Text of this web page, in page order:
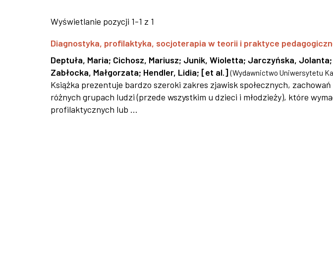
Wyświetlanie pozycji 1-1 z 1
Diagnostyka, profilaktyka, socjoterapia w teorii i praktyce
Deptuła, Maria; Cichosz, Mariusz; Junik, Wioletta; Jarczyńska, Jolanta;
Zabłocka, Małgorzata; Hendler, Lidia; [et al.] (Wydawnictwo Uniwersytetu
Książka prezentuje bardzo szeroki zakres zjawisk społecznych,
różnych grupach ludzi (przede wszystkim u dzieci i młodzieży), które
profilaktycznych lub ...